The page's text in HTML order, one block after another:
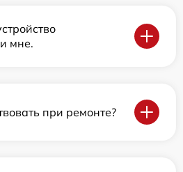
мне.
при ремонте?